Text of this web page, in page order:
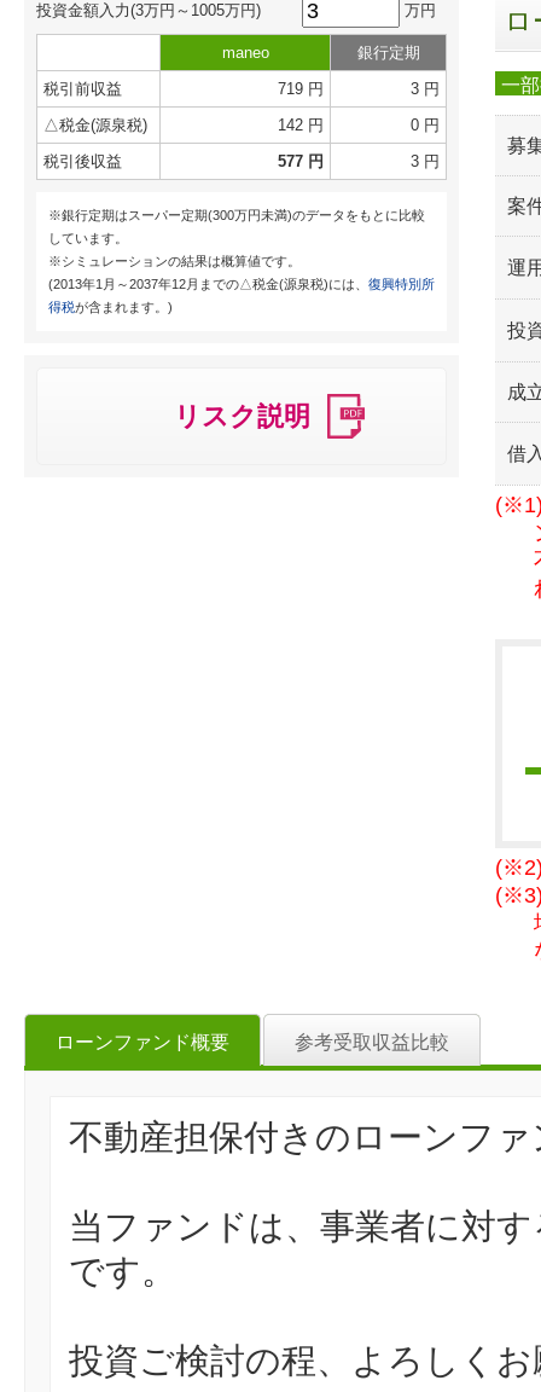
投資金額入力(3万円～1005万円) 万円
maneo
銀行定期
税引前収益
719 円
3 円
△税金(源泉税)
142 円
0 円
税引後収益
577 円 3 円
※銀行定期はスーパー定期(300万円未満)のデータをもとに比較
しています。
※シミュレーションの結果は概算値です。
(2013年1月～2037年12月までの△税金(源泉税)には、 復興特別所
得税が含まれます。)
リスク説明
一
募
案
運
投
成
借
(※1)
(※2)
(※3)
ローンファンド概要 参考受取収益比較
不動産担保付きのローンフ
当ファンドは、事業者に対
です。
投資ご検討の程、よろしく